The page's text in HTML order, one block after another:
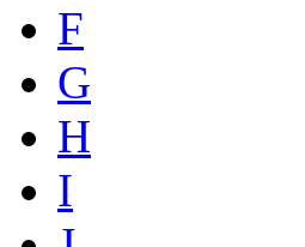
F
G
H
I